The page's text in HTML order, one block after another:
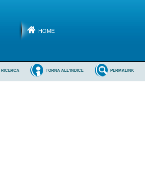
HOME
PERMALINK
TORNA ALL'INDICE